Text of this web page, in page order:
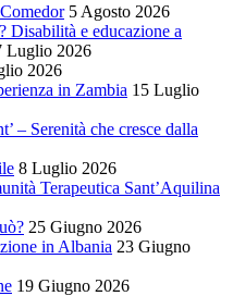
5 Agosto 2026
Disabilità e educazione a
Luglio 2026
2026
in Zambia 15 Luglio
– Serenità che cresce dalla
8 Luglio 2026
Terapeutica Sant’Aquilina
25 Giugno 2026
in Albania 23 Giugno
19 Giugno 2026